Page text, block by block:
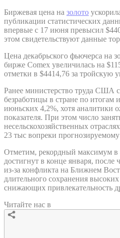
Биржевая цена на золото
публикации статистических
впервые с 17 июня превысил
этом свидетельствуют данные
Цена декабрьского фьючерса на
бирже Comex увеличилась на
отметки в $4414,76 за тройскую
Ранее министерство труда США
безработицы в стране по итогам
июньских 4,2%, хотя аналитики
показателя. При этом число
несельскохозяйственных
23 тыс вопреки
Отметим, рекордный максимум
достигнут в конце января, после
из-за конфликта на Ближнем
длительного сохранения
снижающих привлекательность
Читайте нас в